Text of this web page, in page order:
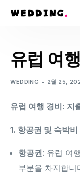
유럽 여
WEDDING 2월 25,
유럽 여행 경비: 지
1. 항공권 및 숙박비
항공권: 유럽 여
부분을 차지합